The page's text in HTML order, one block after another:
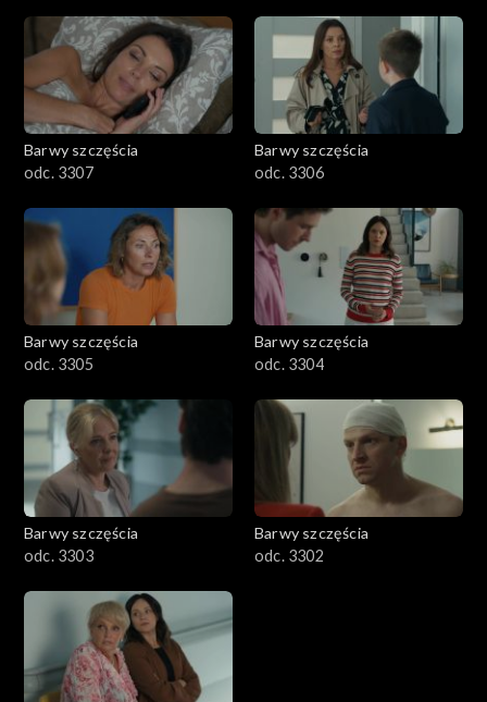
Barwy szczęścia
odc. 3307
Barwy szczęścia
odc. 3306
Barwy szczęścia
odc. 3305
Barwy szczęścia
odc. 3304
Barwy szczęścia
odc. 3303
Barwy szczęścia
odc. 3302